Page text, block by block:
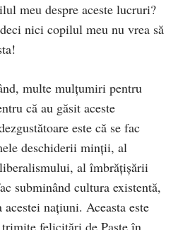
meu despre aceste lucruri?
nici copilul meu nu vrea să
multe mulțumiri pentru
că au găsit aceste
este că se fac
deschiderii minții, al
al îmbrățișării
subminând cultura existentă,
națiuni. Aceasta este